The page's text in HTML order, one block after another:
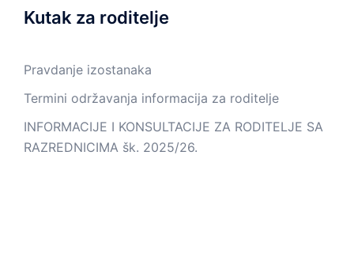
Kutak za roditelje
Pravdanje izostanaka
Termini održavanja informacija za roditelje
INFORMACIJE I KONSULTACIJE ZA RODITELJE SA
RAZREDNICIMA šk. 2025/26.